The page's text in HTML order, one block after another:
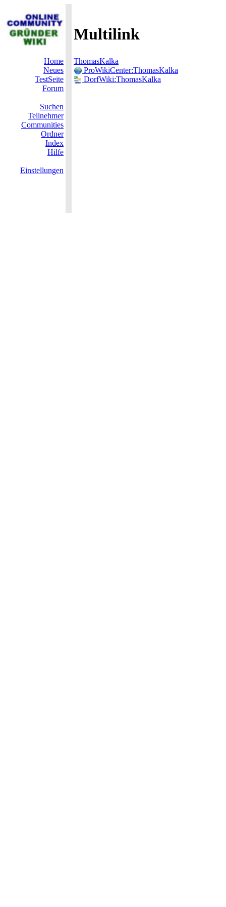
Multilink
Home
Neues
TestSeite
Forum
Suchen
Teilnehmer
Communities
Ordner
Index
Hilfe
Einstellungen
ThomasKalka
ProWikiCenter:ThomasKalka
DorfWiki:ThomasKalka